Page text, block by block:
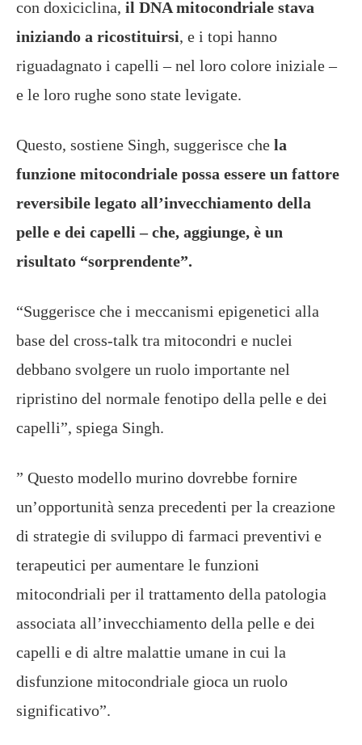
con doxiciclina, il DNA mitocondriale stava
iniziando a ricostituirsi, e i topi hanno
riguadagnato i capelli – nel loro colore iniziale –
e le loro rughe sono state levigate.
Questo, sostiene Singh, suggerisce che la
funzione mitocondriale possa essere un fattore
reversibile legato all’invecchiamento della
pelle e dei capelli – che, aggiunge, è un
risultato “sorprendente”.
“Suggerisce che i meccanismi epigenetici alla
base del cross-talk tra mitocondri e nuclei
debbano svolgere un ruolo importante nel
ripristino del normale fenotipo della pelle e dei
capelli”, spiega Singh.
” Questo modello murino dovrebbe fornire
un’opportunità senza precedenti per la creazione
di strategie di sviluppo di farmaci preventivi e
terapeutici per aumentare le funzioni
mitocondriali per il trattamento della patologia
associata all’invecchiamento della pelle e dei
capelli e di altre malattie umane in cui la
disfunzione mitocondriale gioca un ruolo
significativo”.